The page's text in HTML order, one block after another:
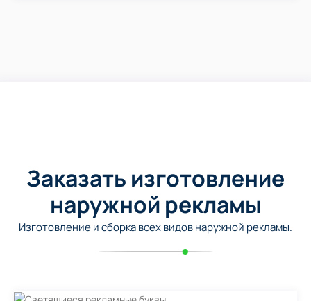
Заказать изготовление
наружной рекламы
Изготовление и сборка всех видов наружной рекламы.